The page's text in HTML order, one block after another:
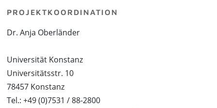
PROJEKTKOORDINATION
Dr. Anja Oberländer
Universität Konstanz
Universitätsstr. 10
78457 Konstanz
Tel.: +49 (0)7531 / 88-2800